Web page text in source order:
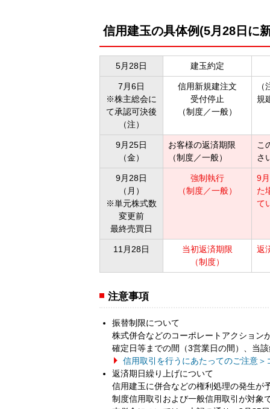
信用建玉の具体例(5月28日に
5月28日 建玉約定
7月6日
※株主総会に
て承認可決後
（注）
信用新規建注文
受付停止
（制度／一般）
規
9月25日
（金）
お客様の返済期限
（制度／一般）
こ
さ
9月28日
（月）
※単元株式数
変更前
最終売買日
強制執行
（制度／一般）
9
た
て
11月28日
当初返済期限
（制度）
返
注意事項
振替制限について
株式併合などのコーポレートアクション
確定日等までの間（3営業日の間）、当
信用取引を行うにあたってのご注意
返済期日繰り上げについて
信用建玉に併合などの権利処理の発生が
制度信用取引および一般信用取引が対象